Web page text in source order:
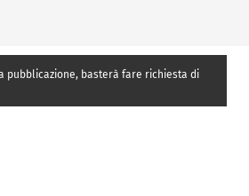
pubblicazione, basterà fare richiesta di